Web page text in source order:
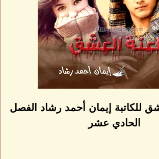
للكاتبة إيمان أحمد رشاد الفصل
الحادي عشر